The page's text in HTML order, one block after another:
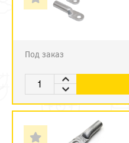
Под заказ